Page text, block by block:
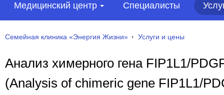
Медицинский центр Специалисты
Семейная клиника «Энергия Жизни» Услуги и цены
Анализ химерного гена FIP1L1/
(Analysis of chimeric gene FIP1L1/